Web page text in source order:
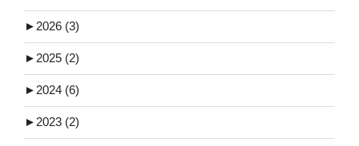
►2026 (3)
►2025 (2)
►2024 (6)
►2023 (2)